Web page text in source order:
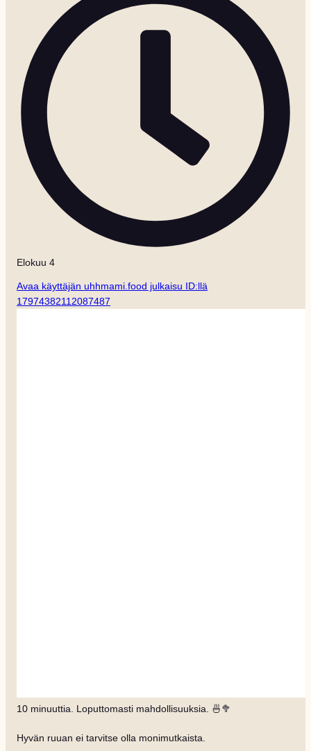
Elokuu 4
Avaa käyttäjän uhhmami.food julkaisu ID:llä
17974382112087487
10 minuuttia. Loputtomasti mahdollisuuksia. 🍜🥦
Hyvän ruuan ei tarvitse olla monimutkaista.